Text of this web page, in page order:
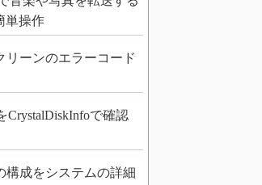
単操作
リーンのエラーコード
CrystalDiskInfoで確認
構成をシステムの詳細